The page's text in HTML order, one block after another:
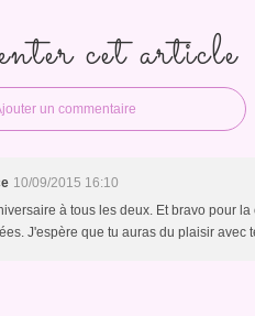
cet article
un commentaire
10/09/2015 16:10
à tous les deux. Et bravo pour
J'espère que tu auras du plaisir avec